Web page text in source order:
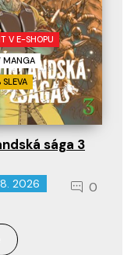
V E-SHOPU
MANGA
sága 3
8. 2026 0